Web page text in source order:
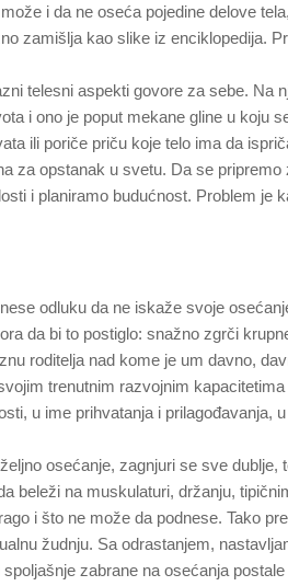
i da ne oseća pojedine delove
zamišlja kao slike iz enciklopedija.
telesni aspekti govore za sebe. Na
i ono je poput mekane gline u koju
ili poriče priču koje telo ima da
za opstanak u svetu. Da se
i planiramo budućnost. Problem je
odluku da ne iskaže svoje
da bi to postiglo: snažno zgrči
roditelja nad kome je um davno,
trenutnim razvojnim kapacitetima
u ime prihvatanja i prilagođavanja,
osećanje, zagnjuri se sve
beleži na muskulaturi, držanju,
i što ne može da podnese. Tako
žudnju. Sa odrastanjem,
zabrane na osećanja